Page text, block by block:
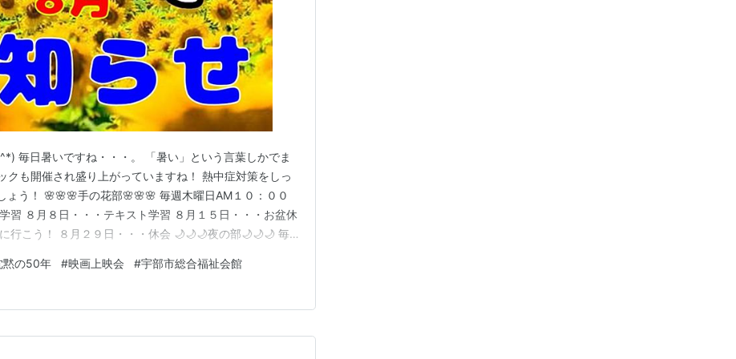
毎日暑いですね・・・。 「暑い」という言葉しかでま
も開催され盛り上がっていますね！ 熱中症対策をしっ
ょう！ 🌸🌸🌸手の花部🌸🌸🌸 毎週木曜日AM１０：００
習 ８月８日・・・テキスト学習 ８月１５日・・・お盆休
行こう！ ８月２９日・・・休会 🌙🌙🌙夜の部🌙🌙🌙 毎
休み ８月２３日・・・交流会「折り紙DEゲーム」 ８月
黙の50年 #映画上映会 #宇部市総合福祉会館